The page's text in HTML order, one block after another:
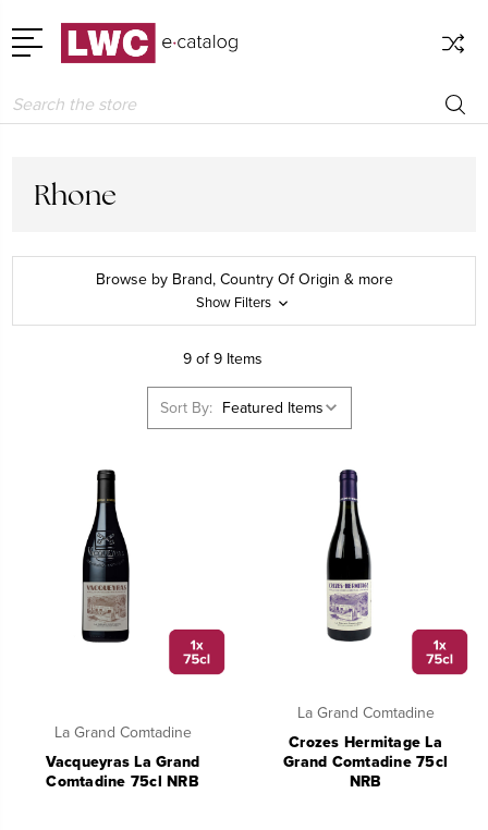
Search
Rhone
Browse by Brand, Country Of Origin & more
Show Filters
9 of 9 Items
Sort By:
La Grand Comtadine
Vacqueyras La Grand
Comtadine 75cl NRB
La Grand Comtadine
Crozes Hermitage La
Grand Comtadine 75cl
NRB